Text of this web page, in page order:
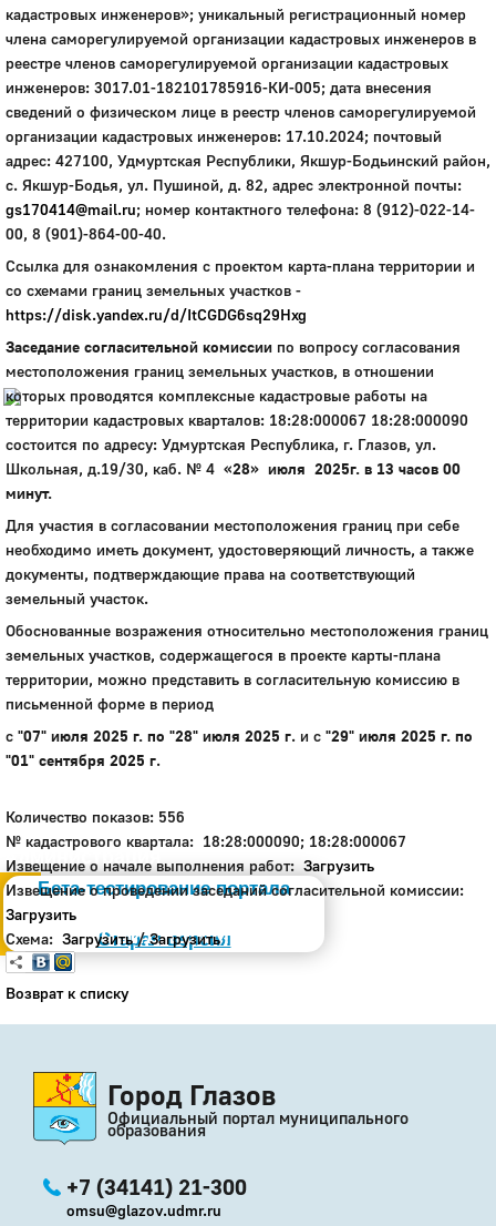
Город
Глазов
муниципального
образования
История
Настоящее
Стратегия
Гостям
Жителям
Бизнесу
Глава
КСО
+7 (34141) 21-300
Администрация
Бета-тестирование портала
Старая версия
Слабовидящим
кадастровых инженеров»; уникальный регистрационный номер
члена саморегулируемой организации кадастровых инженеров в
реестре членов саморегулируемой организации кадастровых
инженеров: 3017.01-182101785916-КИ-005; дата внесения
сведений о физическом лице в реестр членов саморегулируемой
организации кадастровых инженеров: 17.10.2024; почтовый
адрес: 427100, Удмуртская Республики, Якшур-Бодьинский район,
с. Якшур-Бодья, ул. Пушиной, д. 82, адрес электронной почты:
gs170414@mail.ru; номер контактного телефона: 8 (912)-022-14-
00, 8 (901)-864-00-40.
Ссылка для ознакомления с проектом карта-плана территории и
со схемами границ земельных участков -
https://disk.yandex.ru/d/ItCGDG6sq29Hxg
Заседание согласительной комиссии по вопросу согласования
местоположения границ земельных участков, в отношении
которых проводятся комплексные кадастровые работы на
территории кадастровых кварталов: 18:28:000067 18:28:000090
состоится по адресу: Удмуртская Республика, г. Глазов, ул.
Школьная, д.19/30, каб. № 4 «28» июля 2025г. в 13 часов 00
минут.
Для участия в согласовании местоположения границ при себе
необходимо иметь документ, удостоверяющий личность, а также
документы, подтверждающие права на соответствующий
земельный участок.
Обоснованные возражения относительно местоположения границ
земельных участков, содержащегося в проекте карты-плана
территории, можно представить в согласительную комиссию в
письменной форме в период
с "07" июля 2025 г. по "28" июля 2025 г. и с "29" июля 2025 г. по
"01" сентября 2025 г.
Количество показов: 556
№ кадастрового квартала: 18:28:000090; 18:28:000067
Извещение о начале выполнения работ: Загрузить
Извещение о проведении заседаний согласительной комиссии:
Загрузить
Схема: Загрузить/Загрузить
Возврат к списку
Город Глазов
Официальный портал муниципального
образования
+7 (34141) 21-300
omsu@glazov.udmr.ru